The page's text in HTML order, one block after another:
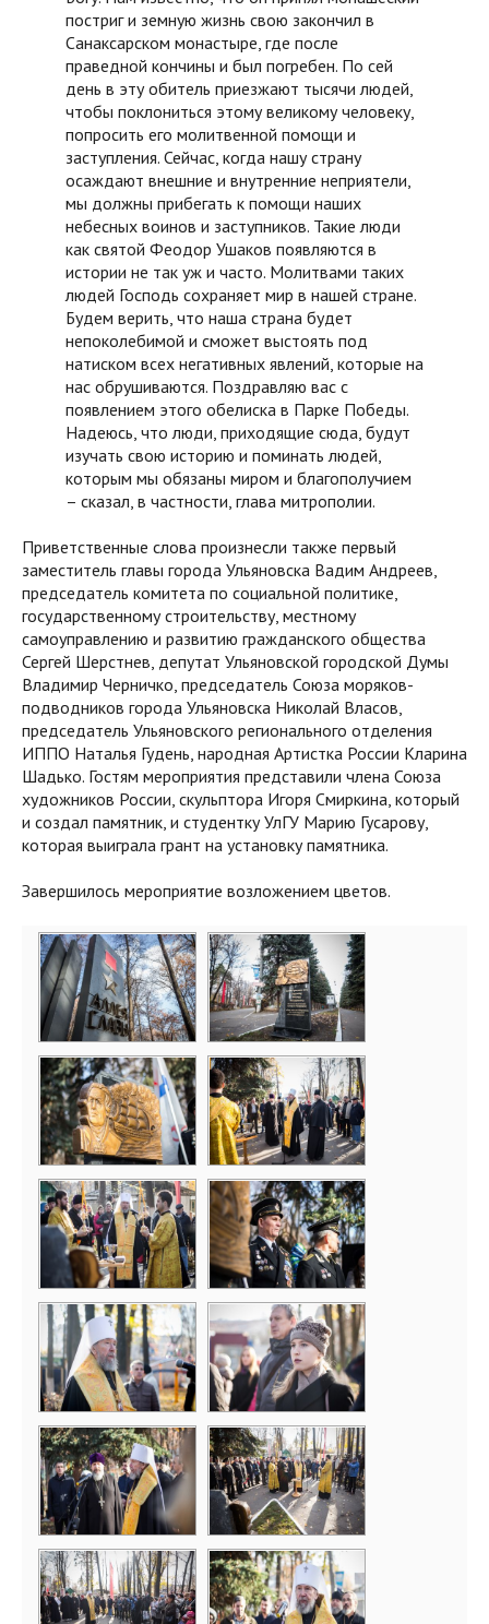
постриг и земную жизнь свою закончил в
Санаксарском монастыре, где после
праведной кончины и был погребен. По сей
день в эту обитель приезжают тысячи людей,
чтобы поклониться этому великому человеку,
попросить его молитвенной помощи и
заступления. Сейчас, когда нашу страну
осаждают внешние и внутренние неприятели,
мы должны прибегать к помощи наших
небесных воинов и заступников. Такие люди
как святой Феодор Ушаков появляются в
истории не так уж и часто. Молитвами таких
людей Господь сохраняет мир в нашей стране.
Будем верить, что наша страна будет
непоколебимой и сможет выстоять под
натиском всех негативных явлений, которые на
нас обрушиваются. Поздравляю вас с
появлением этого обелиска в Парке Победы.
Надеюсь, что люди, приходящие сюда, будут
изучать свою историю и поминать людей,
которым мы обязаны миром и благополучием
– сказал, в частности, глава митрополии.
Приветственные слова произнесли также первый
заместитель главы города Ульяновска Вадим Андреев,
председатель комитета по социальной политике,
государственному строительству, местному
самоуправлению и развитию гражданского общества
Сергей Шерстнев, депутат Ульяновской городской Думы
Владимир Черничко, председатель Союза моряков-
подводников города Ульяновска Николай Власов,
председатель Ульяновского регионального отделения
ИППО Наталья Гудень, народная Артистка России Кларина
Шадько. Гостям мероприятия представили члена Союза
художников России, скульптора Игоря Смиркина, который
и создал памятник, и студентку УлГУ Марию Гусарову,
которая выиграла грант на установку памятника.
Завершилось мероприятие возложением цветов.